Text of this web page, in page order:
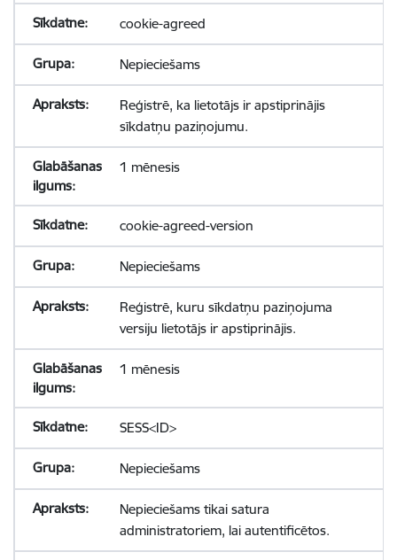
cookie-agreed
Nepieciešams
Reģistrē, ka lietotājs ir apstiprinājis
sīkdatņu paziņojumu.
1 mēnesis
cookie-agreed-version
Nepieciešams
Reģistrē, kuru sīkdatņu paziņojuma
versiju lietotājs ir apstiprinājis.
1 mēnesis
SESS<ID>
Nepieciešams
Nepieciešams tikai satura
administratoriem, lai autentificētos.